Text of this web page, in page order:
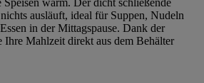
warm. Der dicht schließende
ausläuft, ideal für Suppen, Nudeln
in der Mittagspause. Dank der
Ihre Mahlzeit direkt aus dem Behälter